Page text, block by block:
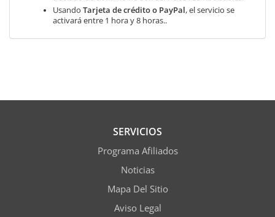
Usando Tarjeta de crédito o PayPal, el servicio se
activará entre 1 hora y 8 horas..
SERVICIOS
Programa Afiliados
Noticias
Mapa Del Sitio
Aviso Legal